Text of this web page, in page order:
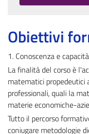
Obiettivi
1. Conoscenza e
La finalità del corso è
matematici propedeutici
professionali, quali la
materie economiche-
Tutto il percorso
coniugare metodologie